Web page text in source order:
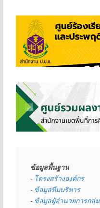
ข้อมูลพื้นฐาน
- โครงสร้างองค์กร
- ข้อมูลทีมบริหาร
- ข้อมูลผู้อำนวยการกลุ่ม